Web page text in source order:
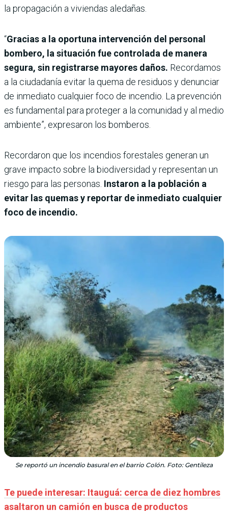
la propagación a viviendas aledañas.
“Gracias a la oportuna intervención del personal
bombero, la situación fue controlada de manera
segura, sin registrarse mayores daños. Recordamos
a la ciudadanía evitar la quema de residuos y denunciar
de inmediato cualquier foco de incendio. La prevención
es fundamental para proteger a la comunidad y al medio
ambiente”, expresaron los bomberos.
Recordaron que los incendios forestales generan un
grave impacto sobre la biodiversidad y representan un
riesgo para las personas. Instaron a la población a
evitar las quemas y reportar de inmediato cualquier
foco de incendio.
Se reportó un incendio basural en el barrio Colón. Foto: Gentileza
Te puede interesar: Itauguá: cerca de diez hombres
asaltaron un camión en busca de productos